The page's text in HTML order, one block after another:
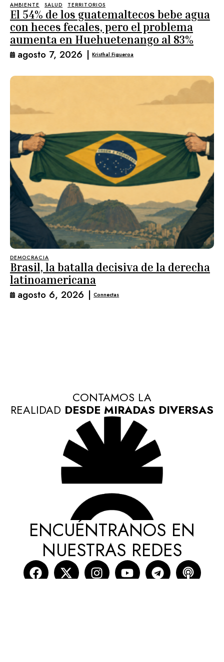
AMBIENTE SALUD TERRITORIOS
El 54% de los guatemaltecos bebe agua
con heces fecales, pero el problema
aumenta en Huehuetenango al 83%
agosto 7, 2026 | Kristhal Figueroa
DEMOCRACIA
Brasil, la batalla decisiva de la derecha
latinoamericana
agosto 6, 2026 | Connectas
CONTAMOS LA
REALIDAD DESDE MIRADAS DIVERSAS
ENCUÉNTRANOS EN
NUESTRAS REDES